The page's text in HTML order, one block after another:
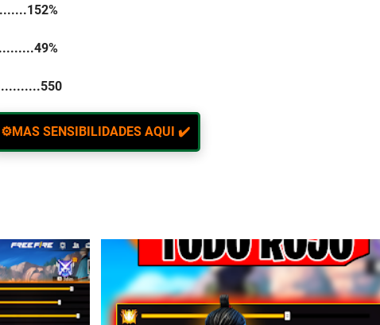
⚙️MAS SENSIBILIDADES AQUI ✔️